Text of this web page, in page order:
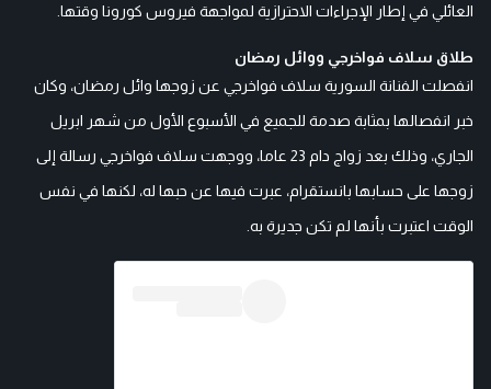
العائلي في إطار الإجراءات الاحترازية لمواجهة فيروس كورونا وقتها.
طلاق سلاف فواخرجي ووائل رمضان
انفصلت الفنانة السورية سلاف فواخرجي عن زوجها وائل رمضان، وكان
خبر انفصالها بمثابة صدمة للجميع في الأسبوع الأول من شهر ابريل
الجاري، وذلك بعد زواج دام 23 عاما، ووجهت سلاف فواخرجي رسالة إلى
زوجها على حسابها بانستقرام، عبرت فيها عن حبها له، لكنها في نفس
الوقت اعتبرت بأنها لم تكن جديرة به.